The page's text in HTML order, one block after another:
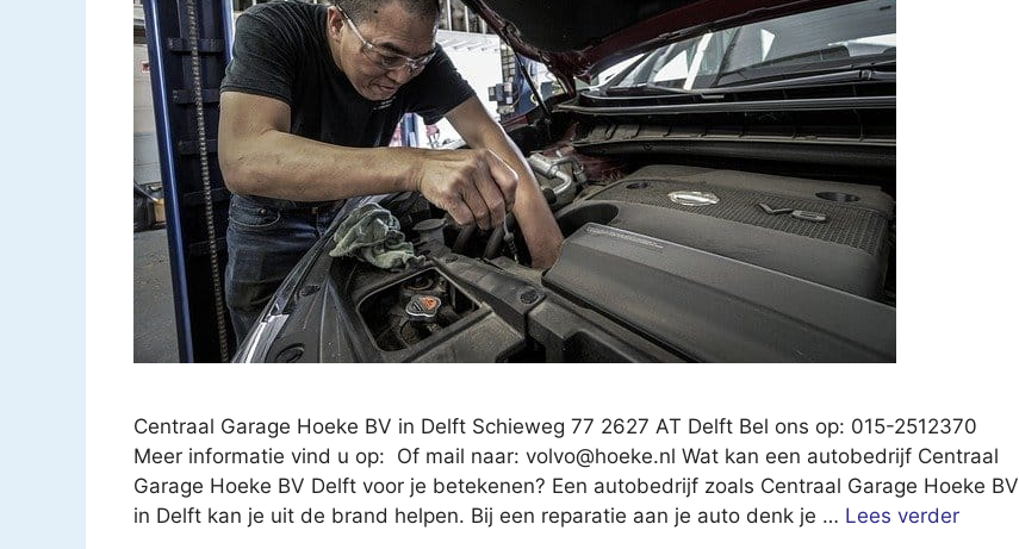
Centraal Garage Hoeke BV in Delft Schieweg 77 2627 AT Delft Bel ons op: 015-2512370
Meer informatie vind u op: Of mail naar: volvo@hoeke.nl Wat kan een autobedrijf Centraal
Garage Hoeke BV Delft voor je betekenen? Een autobedrijf zoals Centraal Garage Hoeke BV
in Delft kan je uit de brand helpen. Bij een reparatie aan je auto denk je … Lees verder